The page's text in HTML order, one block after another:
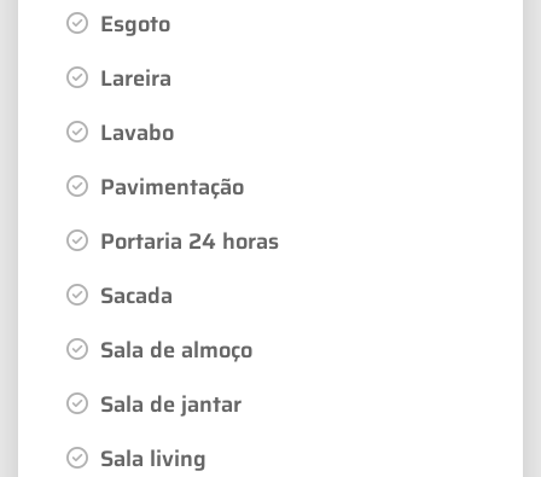
Esgoto
Lareira
Lavabo
Pavimentação
Portaria 24 horas
Sacada
Sala de almoço
Sala de jantar
Sala living